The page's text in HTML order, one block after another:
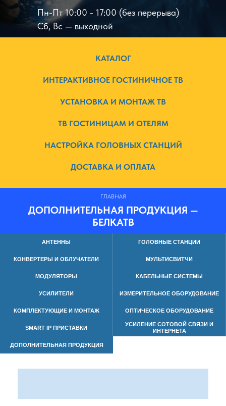
Пн-Пт 10:00 - 17:00 (без перерыва)
Сб, Вс — выходной
КАТАЛОГ
ИНТЕРАКТИВНОЕ ГОСТИНИЧНОЕ ТВ
УСТАНОВКА И МОНТАЖ ТВ
ТВ ГОСТИНИЦАМ И ОТЕЛЯМ
НАСТРОЙКА ГОЛОВНЫХ СТАНЦИЙ
ДОСТАВКА И ОПЛАТА
ГЛАВНАЯ
ДОПОЛНИТЕЛЬНАЯ ПРОДУКЦИЯ —
БЕЛКАТВ
АНТЕННЫ ГОЛОВНЫЕ СТАНЦИИ
КОНВЕРТЕРЫ И ОБЛУЧАТЕЛИ МУЛЬТИСВИТЧИ
МОДУЛЯТОРЫ КАБЕЛЬНЫЕ СИСТЕМЫ
УСИЛИТЕЛИ ИЗМЕРИТЕЛЬНОЕ ОБОРУДОВАНИЕ
КОМПЛЕКТУЮЩИЕ И МОНТАЖ ОПТИЧЕСКОЕ ОБОРУДОВАНИЕ
SMART IP ПРИСТАВКИ
УСИЛЕНИЕ СОТОВОЙ СВЯЗИ И
ИНТЕРНЕТА
ДОПОЛНИТЕЛЬНАЯ ПРОДУКЦИЯ